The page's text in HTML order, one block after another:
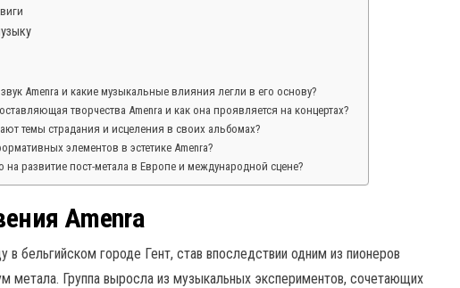
Amenra и какие музыкальные влияния легли в его основу?
творчества Amenra и как она проявляется на концертах?
темы страдания и исцеления в своих альбомах?
элементов в эстетике Amenra?
на развитие пост-метала в Европе и международной сцене?
Amenra
бельгийском городе Гент, став впоследствии одним из пионеров
метала. Группа выросла из музыкальных экспериментов, сочетающих